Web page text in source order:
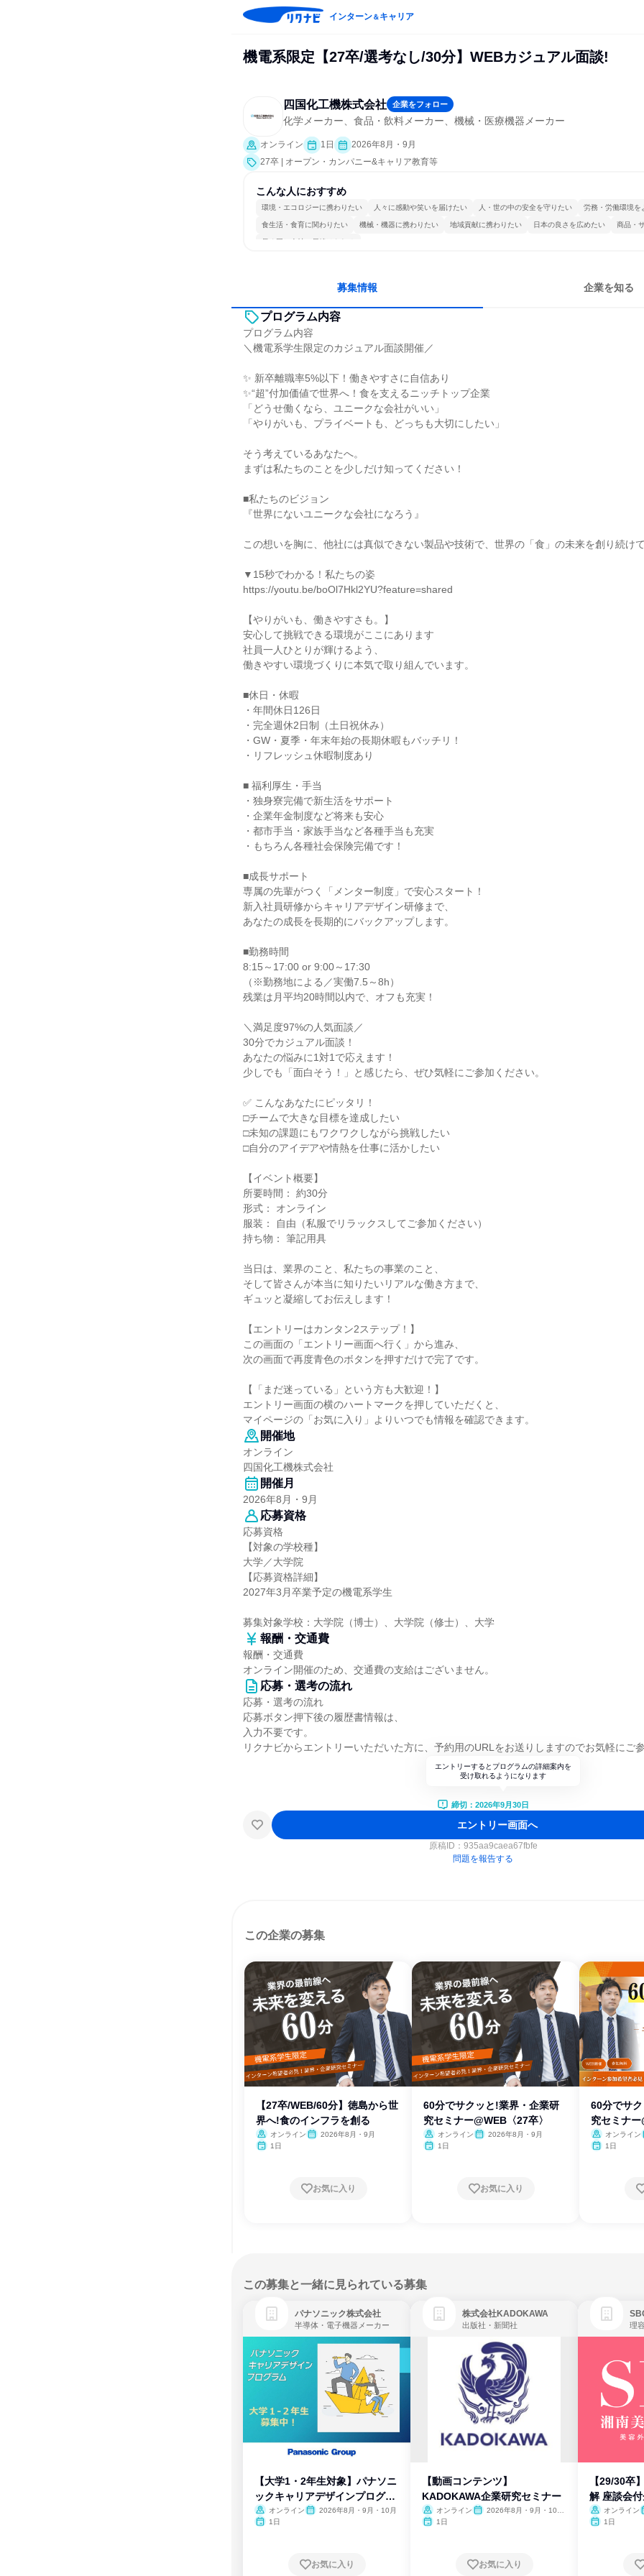
インターン＆キャリア
機電系限定【27卒/選考なし/30分】WEBカジュアル面談!
四国化工機株式会社 企業をフォロー
化学メーカー、食品・飲料メーカー、機械・医療機器メーカー
オンライン 1日
2026年8月・9月
27卒 | オープン・カンパニー&キャリア教育等
こんな人におすすめ
環境・エコロジーに携わりたい 人々に感動や笑いを届けたい 人・世の中の安全を守りたい 労務・労働環境を
食生活・食育に関わりたい 機械・機器に携わりたい 地域貢献に携わりたい 日本の良さを広めたい 商品・
長く同じ会社に居続けられる
募集情報 企業を知る
プログラム内容
プログラム内容
＼機電系学生限定のカジュアル面談開催／
✨ 新卒離職率5%以下！働きやすさに自信あり
✨“超”付加価値で世界へ！食を支えるニッチトップ企業
「どうせ働くなら、ユニークな会社がいい」
「やりがいも、プライベートも、どっちも大切にしたい」
そう考えているあなたへ。
まずは私たちのことを少しだけ知ってください！
■私たちのビジョン
『世界にないユニークな会社になろう』
この想いを胸に、他社には真似できない製品や技術で、世界の「食」の未来を創り続けて
▼15秒でわかる！私たちの姿
https://youtu.be/boOl7Hkl2YU?feature=shared
【やりがいも、働きやすさも。】
安心して挑戦できる環境がここにあります
社員一人ひとりが輝けるよう、
働きやすい環境づくりに本気で取り組んでいます。
■休日・休暇
・年間休日126日
・完全週休2日制（土日祝休み）
・GW・夏季・年末年始の長期休暇もバッチリ！
・リフレッシュ休暇制度あり
■ 福利厚生・手当
・独身寮完備で新生活をサポート
・企業年金制度など将来も安心
・都市手当・家族手当など各種手当も充実
・もちろん各種社会保険完備です！
■成長サポート
専属の先輩がつく「メンター制度」で安心スタート！
新入社員研修からキャリアデザイン研修まで、
あなたの成長を長期的にバックアップします。
■勤務時間
8:15～17:00 or 9:00～17:30
（※勤務地による／実働7.5～8h）
残業は月平均20時間以内で、オフも充実！
＼満足度97%の人気面談／
30分でカジュアル面談！
あなたの悩みに1対1で応えます！
少しでも「面白そう！」と感じたら、ぜひ気軽にご参加ください。
✅ こんなあなたにピッタリ！
□チームで大きな目標を達成したい
□未知の課題にもワクワクしながら挑戦したい
□自分のアイデアや情熱を仕事に活かしたい
【イベント概要】
所要時間： 約30分
形式： オンライン
服装： 自由（私服でリラックスしてご参加ください）
持ち物： 筆記用具
当日は、業界のこと、私たちの事業のこと、
そして皆さんが本当に知りたいリアルな働き方まで、
ギュッと凝縮してお伝えします！
【エントリーはカンタン2ステップ！】
この画面の「エントリー画面へ行く」から進み、
次の画面で再度青色のボタンを押すだけで完了です。
【「まだ迷っている」という方も大歓迎！】
エントリー画面の横のハートマークを押していただくと、
マイページの「お気に入り」よりいつでも情報を確認できます。
開催地
オンライン
四国化工機株式会社
開催月
2026年8月・9月
応募資格
応募資格
【対象の学校種】
大学／大学院
【応募資格詳細】
2027年3月卒業予定の機電系学生
募集対象学校：大学院（博士）、大学院（修士）、大学
報酬・交通費
報酬・交通費
オンライン開催のため、交通費の支給はございません。
応募・選考の流れ
応募・選考の流れ
応募ボタン押下後の履歴書情報は、
入力不要です。
リクナビからエントリーいただいた方に、予約用のURLをお送りしますのでお気軽にご参
エントリーするとプログラムの詳細案内を
受け取れるようになります
締切：2026年9月30日
エントリー画面へ
原稿ID： 935aa9caea67fbfe
問題を報告する
この企業の募集
【27卒/WEB/60分】徳島から世
界へ!食のインフラを創る
オンライン
2026年8月・9月
1日
お気に入り
60分でサクッと!業界・企業研
究セミナー@WEB〈27卒〉
オンライン
2026年8月・9月
1日
お気に入り
60分でサ
究セミナー
オンライン
1日
この募集と一緒に見られている募集
パナソニック株式会社
半導体・電子機器メーカー
【大学1・2年生対象】パナソニ
ックキャリアデザインプログラ
ム
オンライン
2026年8月・9月・10月
1日
お気に入り
株式会社KADOKAWA
出版社・新聞社
【動画コンテンツ】
KADOKAWA企業研究セミナー
オンライン
2026年8月・9月・10
1日
お気に入り
【29/30卒
解 座談会
オンライン
1日